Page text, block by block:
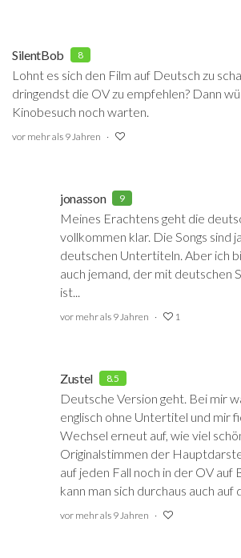
SilentBob 8
Lohnt es sich den Film auf Deutsch zu
dringendst die OV zu empfehlen? Dann
Kinobesuch noch warten.
vor mehr als 9 Jahren
jonasson 9
Meines Erachtens geht die
vollkommen klar. Die Songs sind
deutschen Untertiteln. Aber ich
auch jemand, der mit deutschen
ist...
vor mehr als 9 Jahren 1
Zustel 8.5
Deutsche Version geht. Bei mir
englisch ohne Untertitel und mir
Wechsel erneut auf, wie viel
Originalstimmen der
auf jeden Fall noch in der OV auf
kann man sich durchaus auch auf
vor mehr als 9 Jahren